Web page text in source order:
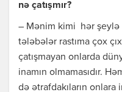
nə çatışmır?
– Mənim kimi hər şeylə
tələbələr rastıma çox
çatışmayan onlarda
inamın olmamasıdır.
də ətrafdakıların onlara